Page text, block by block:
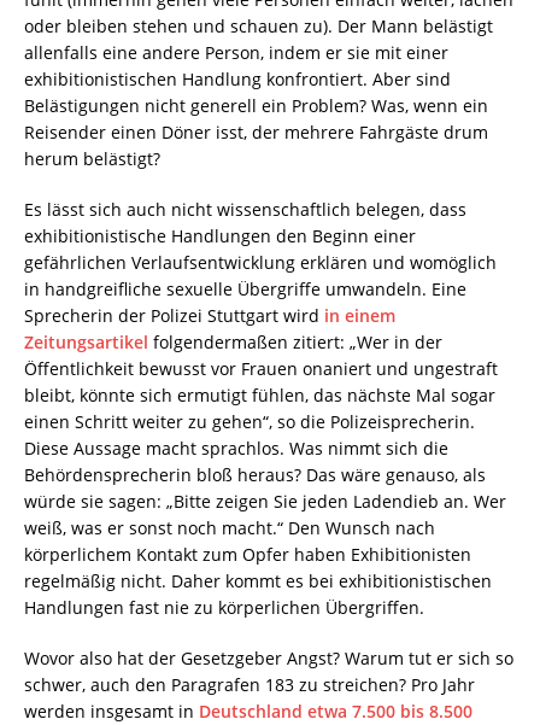
oder bleiben stehen und schauen zu). Der Mann belästigt
allenfalls eine andere Person, indem er sie mit einer
exhibitionistischen Handlung konfrontiert. Aber sind
Belästigungen nicht generell ein Problem? Was, wenn ein
Reisender einen Döner isst, der mehrere Fahrgäste drum
herum belästigt?
Es lässt sich auch nicht wissenschaftlich belegen, dass
exhibitionistische Handlungen den Beginn einer
gefährlichen Verlaufsentwicklung erklären und womöglich
in handgreifliche sexuelle Übergriffe umwandeln. Eine
Sprecherin der Polizei Stuttgart wird in einem
Zeitungsartikel folgendermaßen zitiert: „Wer in der
Öffentlichkeit bewusst vor Frauen onaniert und ungestraft
bleibt, könnte sich ermutigt fühlen, das nächste Mal sogar
einen Schritt weiter zu gehen“, so die Polizeisprecherin.
Diese Aussage macht sprachlos. Was nimmt sich die
Behördensprecherin bloß heraus? Das wäre genauso, als
würde sie sagen: „Bitte zeigen Sie jeden Ladendieb an. Wer
weiß, was er sonst noch macht.“ Den Wunsch nach
körperlichem Kontakt zum Opfer haben Exhibitionisten
regelmäßig nicht. Daher kommt es bei exhibitionistischen
Handlungen fast nie zu körperlichen Übergriffen.
Wovor also hat der Gesetzgeber Angst? Warum tut er sich so
schwer, auch den Paragrafen 183 zu streichen? Pro Jahr
werden insgesamt in Deutschland etwa 7.500 bis 8.500